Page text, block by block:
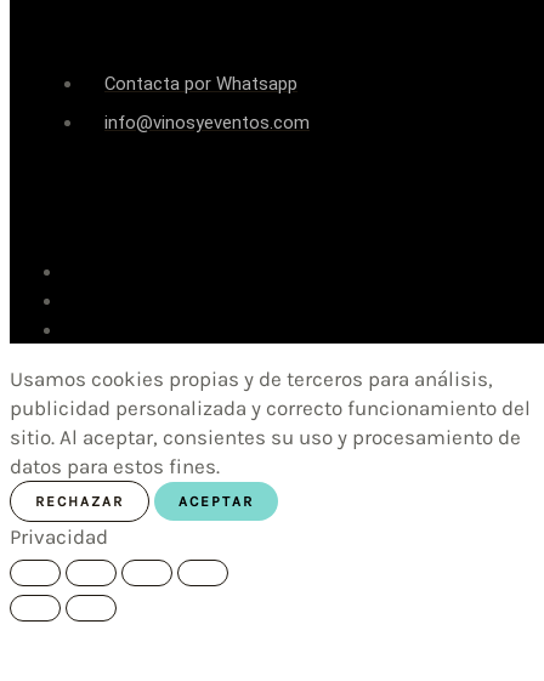
Contacta por Whatsapp
info@vinosyeventos.com
Usamos cookies propias y de terceros para análisis,
publicidad personalizada y correcto funcionamiento del
sitio. Al aceptar, consientes su uso y procesamiento de
datos para estos fines.
RECHAZAR ACEPTAR
Privacidad